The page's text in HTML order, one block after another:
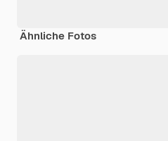
Ähnliche Fotos